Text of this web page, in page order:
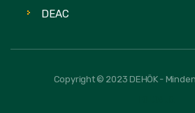
DEAC
Copyright © 2023 DEHÖK -